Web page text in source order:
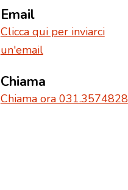
Email
Clicca qui per inviarci
un'email
Chiama
Chiama ora 031.3574828